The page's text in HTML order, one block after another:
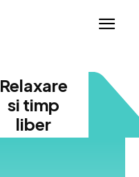
Relaxare
si timp
liber